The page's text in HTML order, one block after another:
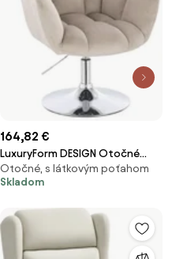
164,82 €
LuxuryForm DESIGN Otočné
kreslo AURORA VELUR na
striebornom tanieri - latte
Otočné, s látkovým poťahom
Skladom